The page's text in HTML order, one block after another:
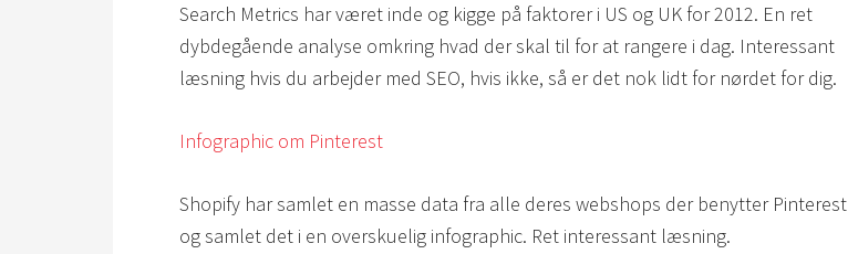
Search Metrics har været inde og kigge på faktorer i US og UK for 2012. En ret
dybdegående analyse omkring hvad der skal til for at rangere i dag. Interessant
læsning hvis du arbejder med SEO, hvis ikke, så er det nok lidt for nørdet for dig.
Infographic om Pinterest
Shopify har samlet en masse data fra alle deres webshops der benytter Pinterest
og samlet det i en overskuelig infographic. Ret interessant læsning.